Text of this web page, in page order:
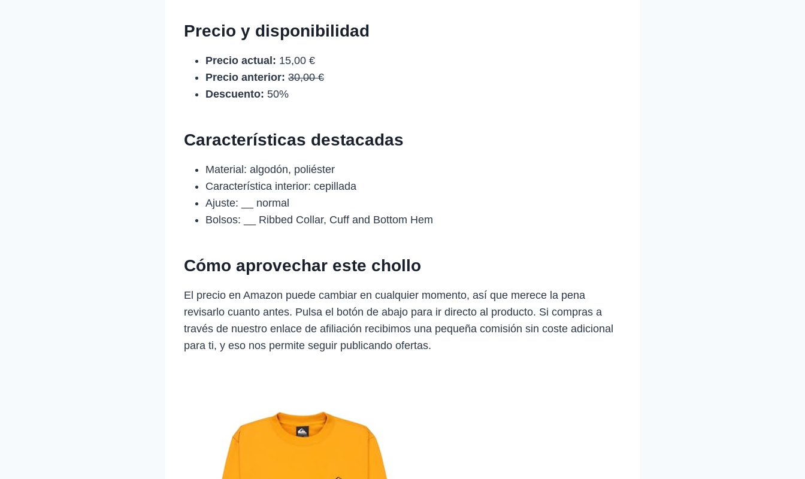
Precio y disponibilidad
Precio actual: 15,00 €
Precio anterior: 30,00 €
Descuento: 50%
Características destacadas
Material: algodón, poliéster
Característica interior: cepillada
Ajuste: __ normal
Bolsos: __ Ribbed Collar, Cuff and Bottom Hem
Cómo aprovechar este chollo
El precio en Amazon puede cambiar en cualquier momento, así que merece la pena
revisarlo cuanto antes. Pulsa el botón de abajo para ir directo al producto. Si compras a
través de nuestro enlace de afiliación recibimos una pequeña comisión sin coste adicional
para ti, y eso nos permite seguir publicando ofertas.